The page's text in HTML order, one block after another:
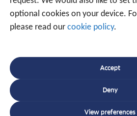
optional cookies on your device.
please read our cookie policy.
Accept
Deny
View preferences
SBP uit Roeselare
ERP partner